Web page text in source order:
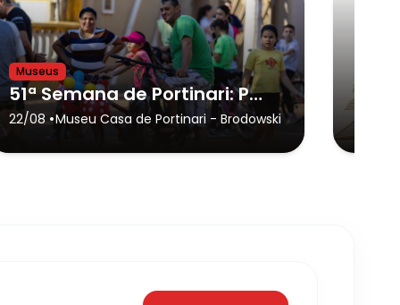
Museus
51ª Semana de Portinari: Passeio Ciclístico
22/08 •Museu Casa de Portinari - Brodowski